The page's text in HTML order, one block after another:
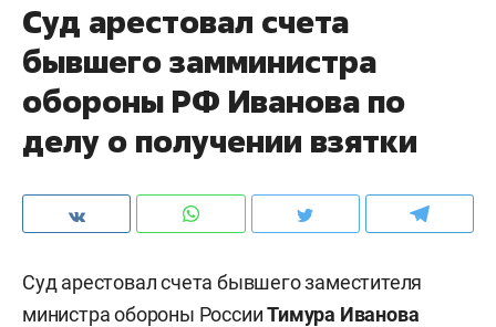
Суд арестовал счета
бывшего замминистра
обороны РФ Иванова по
делу о получении взятки
Суд арестовал счета бывшего заместителя
министра обороны РоссииТимура Иванова